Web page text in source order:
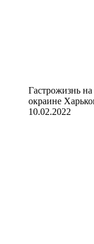
Гастрожизнь
окраине
10.02.2022